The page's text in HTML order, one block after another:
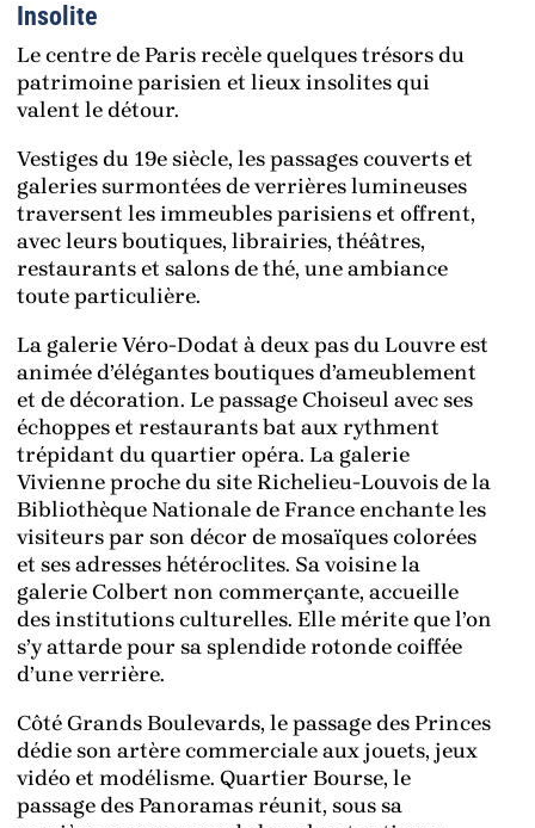
Insolite
Le centre de Paris recèle quelques trésors du
patrimoine parisien et lieux insolites qui
valent le détour.
Vestiges du 19e siècle, les passages couverts et
galeries surmontées de verrières lumineuses
traversent les immeubles parisiens et offrent,
avec leurs boutiques, librairies, théâtres,
restaurants et salons de thé, une ambiance
toute particulière.
La galerie Véro-Dodat à deux pas du Louvre est
animée d’élégantes boutiques d’ameublement
et de décoration. Le passage Choiseul avec ses
échoppes et restaurants bat aux rythment
trépidant du quartier opéra. La galerie
Vivienne proche du site Richelieu-Louvois de la
Bibliothèque Nationale de France enchante les
visiteurs par son décor de mosaïques colorées
et ses adresses hétéroclites. Sa voisine la
galerie Colbert non commerçante, accueille
des institutions culturelles. Elle mérite que l’on
s’y attarde pour sa splendide rotonde coiffée
d’une verrière.
Côté Grands Boulevards, le passage des Princes
dédie son artère commerciale aux jouets, jeux
vidéo et modélisme. Quartier Bourse, le
passage des Panoramas réunit, sous sa